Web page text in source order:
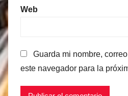
Web
Guarda mi nombre,
este navegador para la